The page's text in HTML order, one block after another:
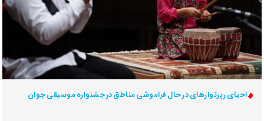
احیای رپرتوارهای در حال فراموشی مناطق در جشنواره موسیقی جوان